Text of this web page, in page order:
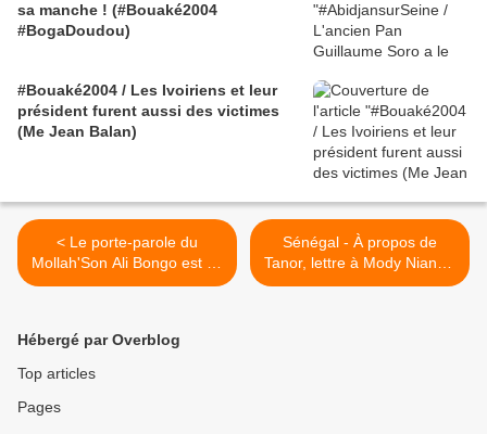
sa manche ! (#Bouaké2004
#BogaDoudou)
#Bouaké2004 / Les Ivoiriens et leur
président furent aussi des victimes
(Me Jean Balan)
< Le porte-parole du
Mollah'Son Ali Bongo est un
ancien bagnard !
Sénégal - À propos de
Tanor, lettre à Mody Niang -
Malick Noël Seck >
Hébergé par Overblog
Top articles
Pages